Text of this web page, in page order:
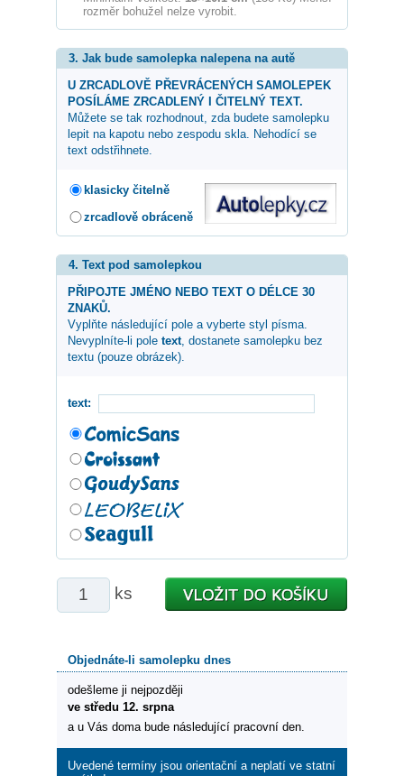
rozměr bohužel nelze vyrobit.
3. Jak bude samolepka nalepena na autě
U ZRCADLOVĚ PŘEVRÁCENÝCH SAMOLEPEK
POSÍLÁME ZRCADLENÝ I ČITELNÝ TEXT.
Můžete se tak rozhodnout, zda budete samolepku
lepit na kapotu nebo zespodu skla. Nehodící se
text odstřihnete.
klasicky čitelně
zrcadlově obráceně
4. Text pod samolepkou
PŘIPOJTE JMÉNO NEBO TEXT O DÉLCE 30
ZNAKŮ.
Vyplňte následující pole a vyberte styl písma.
Nevyplníte-li pole text, dostanete samolepku bez
textu (pouze obrázek).
text:
ks
Objednáte-li samolepku dnes
odešleme ji nejpozději
ve středu 12. srpna
a u Vás doma bude následující pracovní den.
Uvedené termíny jsou orientační a neplatí ve statní